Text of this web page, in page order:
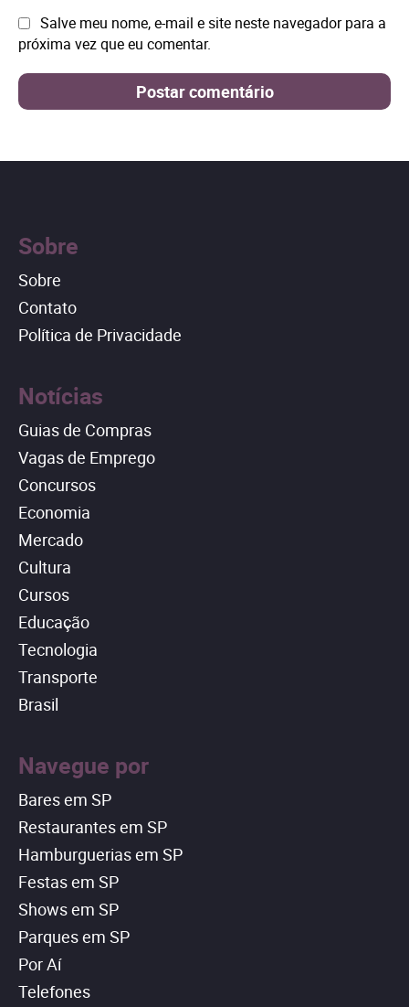
Site: Salve meu nome, e-mail e site neste navegador para a
próxima vez que eu comentar.
Sobre
Sobre
Contato
Política de Privacidade
Notícias
Guias de Compras
Vagas de Emprego
Concursos
Economia
Mercado
Cultura
Cursos
Educação
Tecnologia
Transporte
Brasil
Navegue por
Bares em SP
Restaurantes em SP
Hamburguerias em SP
Festas em SP
Shows em SP
Parques em SP
Por Aí
Telefones